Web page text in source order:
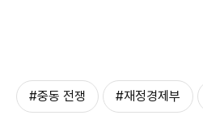
#중동 전쟁 #재정경제부